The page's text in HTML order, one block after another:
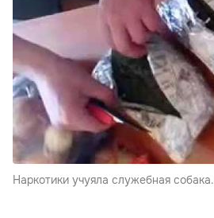
Наркотики учуяла служебная собака.